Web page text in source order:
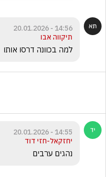
14:56 - 20.01.2026
תיקווה אבו
למה בכוונה דרסו
14:55 - 20.01.2026
יחזקאל-חזי דוד
נהגים ערבים